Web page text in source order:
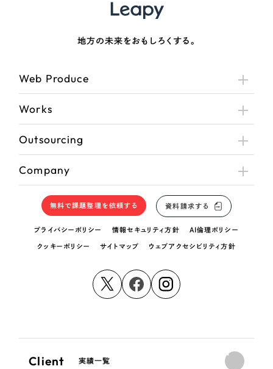
地方の未来をおもしろくする。
Web Produce
Works
Outsourcing
Company
無料で課題整理を依頼する 資料請求する
プライバシーポリシー 情報セキュリティ方針 AI倫理ポリシー
クッキーポリシー サイトマップ ウェブアクセシビリティ方針
Client 実績一覧